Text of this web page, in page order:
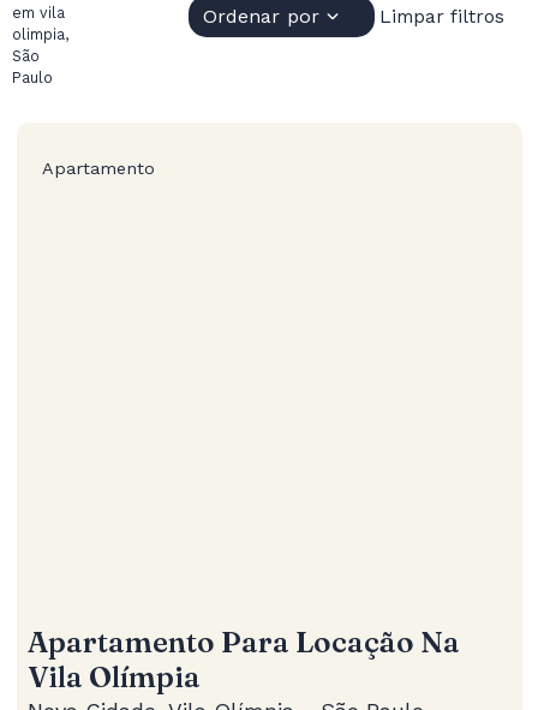
em vila
olimpia,
São
Paulo
Ordenar por Limpar filtros
Apartamento
Apartamento Para Locação Na
Vila Olímpia